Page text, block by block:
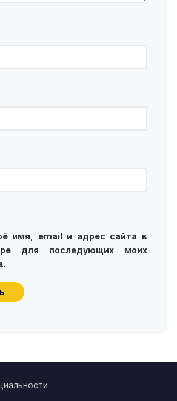
имя, email и адрес сайта в
для последующих моих